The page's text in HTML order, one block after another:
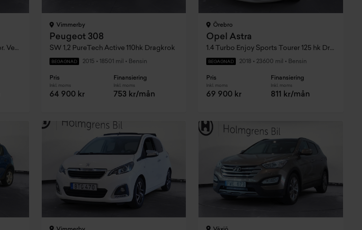
1.6 dCi Dpf 4x4 Defekt Oljud Motor. Vevstakslager
Vimmerby
Peugeot 308
SW 1,2 PureTech Active 110hk Dragkrok
BEGAGNAD 2015 • 18501 mil • Bensin
Pris
Inkl. moms
64 900 kr
Finansiering
Inkl. moms
753 kr/mån
Örebro
Opel Astra
1.4 Turbo Enjoy Sports Tourer 125 hk Drag
BEGAGNAD 2018 • 23600 mil • Bensin
Pris
Inkl. moms
69 900 kr
Finansiering
Inkl. moms
811 kr/mån